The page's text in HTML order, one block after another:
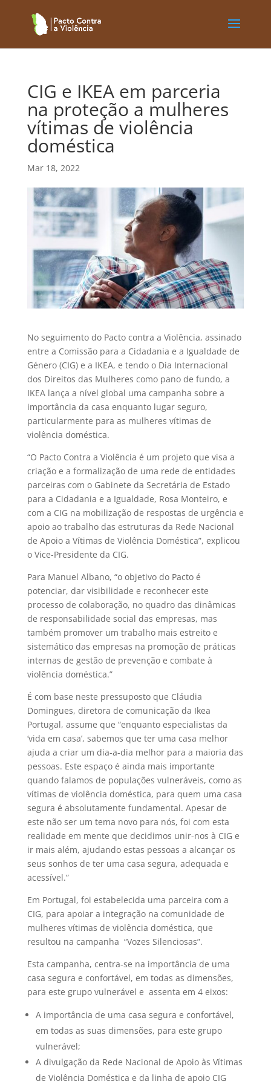
CIG e IKEA em parceria
na proteção a mulheres
vítimas de violência
doméstica
Mar 18, 2022
No seguimento do Pacto contra a Violência, assinado
entre a Comissão para a Cidadania e a Igualdade de
Género (CIG) e a IKEA, e tendo o Dia Internacional
dos Direitos das Mulheres como pano de fundo, a
IKEA lança a nível global uma campanha sobre a
importância da casa enquanto lugar seguro,
particularmente para as mulheres vítimas de
violência doméstica.
“O Pacto Contra a Violência é um projeto que visa a
criação e a formalização de uma rede de entidades
parceiras com o Gabinete da Secretária de Estado
para a Cidadania e a Igualdade, Rosa Monteiro, e
com a CIG na mobilização de respostas de urgência e
apoio ao trabalho das estruturas da Rede Nacional
de Apoio a Vítimas de Violência Doméstica”, explicou
o Vice-Presidente da CIG.
Para Manuel Albano, “o objetivo do Pacto é
potenciar, dar visibilidade e reconhecer este
processo de colaboração, no quadro das dinâmicas
de responsabilidade social das empresas, mas
também promover um trabalho mais estreito e
sistemático das empresas na promoção de práticas
internas de gestão de prevenção e combate à
violência doméstica.”
É com base neste pressuposto que Cláudia
Domingues, diretora de comunicação da Ikea
Portugal, assume que “enquanto especialistas da
‘vida em casa’, sabemos que ter uma casa melhor
ajuda a criar um dia-a-dia melhor para a maioria das
pessoas. Este espaço é ainda mais importante
quando falamos de populações vulneráveis, como as
vítimas de violência doméstica, para quem uma casa
segura é absolutamente fundamental. Apesar de
este não ser um tema novo para nós, foi com esta
realidade em mente que decidimos unir-nos à CIG e
ir mais além, ajudando estas pessoas a alcançar os
seus sonhos de ter uma casa segura, adequada e
acessível.”
Em Portugal, foi estabelecida uma parceira com a
CIG, para apoiar a integração na comunidade de
mulheres vítimas de violência doméstica, que
resultou na campanha “Vozes Silenciosas”.
Esta campanha, centra-se na importância de uma
casa segura e confortável, em todas as dimensões,
para este grupo vulnerável e assenta em 4 eixos:
A importância de uma casa segura e confortável,
em todas as suas dimensões, para este grupo
vulnerável;
A divulgação da Rede Nacional de Apoio às Vítimas
de Violência Doméstica e da linha de apoio CIG